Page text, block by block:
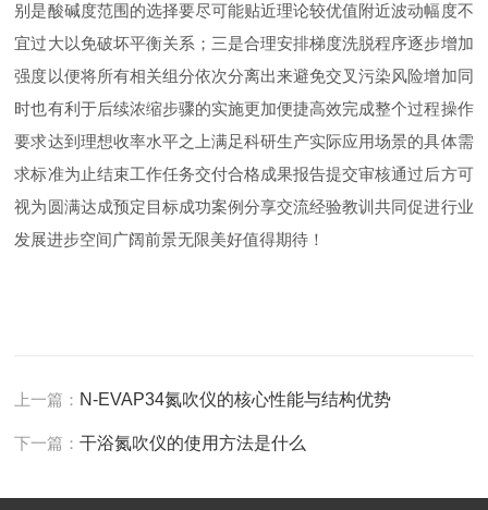
别是酸碱度范围的选择要尽可能贴近理论较优值附近波动幅度不
宜过大以免破坏平衡关系；三是合理安排梯度洗脱程序逐步增加
强度以便将所有相关组分依次分离出来避免交叉污染风险增加同
时也有利于后续浓缩步骤的实施更加便捷高效完成整个过程操作
要求达到理想收率水平之上满足科研生产实际应用场景的具体需
求标准为止结束工作任务交付合格成果报告提交审核通过后方可
视为圆满达成预定目标成功案例分享交流经验教训共同促进行业
发展进步空间广阔前景无限美好值得期待！
上一篇： N-EVAP34氮吹仪的核心性能与结构优势
下一篇：干浴氮吹仪的使用方法是什么